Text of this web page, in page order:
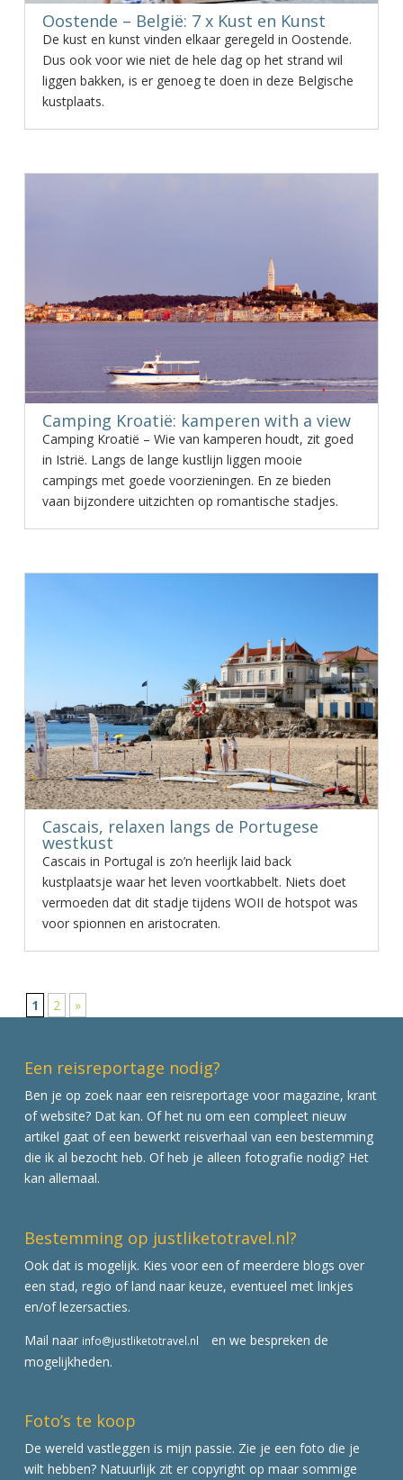
Oostende – België: 7 x Kust en Kunst
De kust en kunst vinden elkaar geregeld in Oostende.
Dus ook voor wie niet de hele dag op het strand wil
liggen bakken, is er genoeg te doen in deze Belgische
kustplaats.
Camping Kroatië: kamperen with a view
Camping Kroatië – Wie van kamperen houdt, zit goed
in Istrië. Langs de lange kustlijn liggen mooie
campings met goede voorzieningen. En ze bieden
vaan bijzondere uitzichten op romantische stadjes.
Cascais, relaxen langs de Portugese
westkust
Cascais in Portugal is zo’n heerlijk laid back
kustplaatsje waar het leven voortkabbelt. Niets doet
vermoeden dat dit stadje tijdens WOII de hotspot was
voor spionnen en aristocraten.
1 2 »
Een reisreportage nodig?
Ben je op zoek naar een reisreportage voor magazine, krant
of website? Dat kan. Of het nu om een compleet nieuw
artikel gaat of een bewerkt reisverhaal van een bestemming
die ik al bezocht heb. Of heb je alleen fotografie nodig? Het
kan allemaal.
Bestemming op justliketotravel.nl?
Ook dat is mogelijk. Kies voor een of meerdere blogs over
een stad, regio of land naar keuze, eventueel met linkjes
en/of lezersacties.
Mail naar info@justliketotravel.nl
en we bespreken de
mogelijkheden.
Foto’s te koop
De wereld vastleggen is mijn passie. Zie je een foto die je
wilt hebben? Natuurlijk zit er copyright op maar sommige